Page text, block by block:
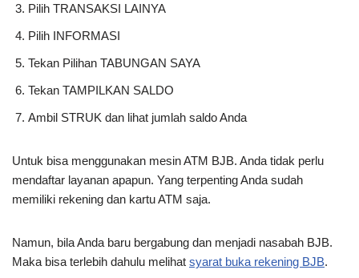
Pilih TRANSAKSI LAINYA
Pilih INFORMASI
Tekan Pilihan TABUNGAN SAYA
Tekan TAMPILKAN SALDO
Ambil STRUK dan lihat jumlah saldo Anda
Untuk bisa menggunakan mesin ATM BJB. Anda tidak perlu
mendaftar layanan apapun. Yang terpenting Anda sudah
memiliki rekening dan kartu ATM saja.
Namun, bila Anda baru bergabung dan menjadi nasabah BJB.
Maka bisa terlebih dahulu melihat syarat buka rekening BJB.